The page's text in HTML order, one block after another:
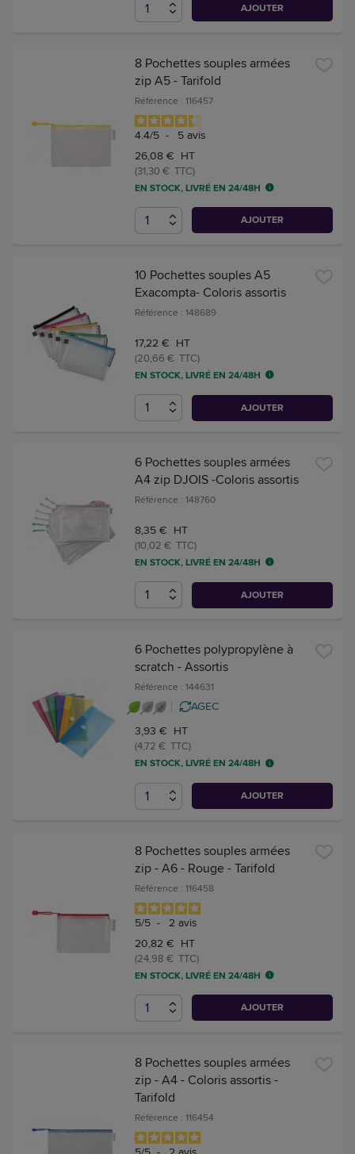
AJOUTER
8 Pochettes souples armées
zip A5 - Tarifold
Référence : 116457
4.4/5 - 5 avis
26,08 € HT
(31,30 € TTC)
EN STOCK, LIVRÉ EN 24/48H
AJOUTER
10 Pochettes souples A5
Exacompta- Coloris assortis
Référence : 148689
17,22 € HT
(20,66 € TTC)
EN STOCK, LIVRÉ EN 24/48H
AJOUTER
6 Pochettes souples armées
A4 zip DJOIS -Coloris assortis
Référence : 148760
8,35 € HT
(10,02 € TTC)
EN STOCK, LIVRÉ EN 24/48H
AJOUTER
6 Pochettes polypropylène à
scratch - Assortis
Référence : 144631
AGEC
3,93 € HT
(4,72 € TTC)
EN STOCK, LIVRÉ EN 24/48H
AJOUTER
8 Pochettes souples armées
zip - A6 - Rouge - Tarifold
Référence : 116458
5/5 - 2 avis
20,82 € HT
(24,98 € TTC)
EN STOCK, LIVRÉ EN 24/48H
AJOUTER
8 Pochettes souples armées
zip - A4 - Coloris assortis -
Tarifold
Référence : 116454